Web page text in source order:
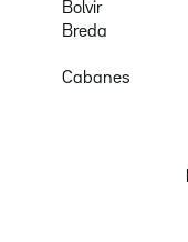
Bolvir
Breda
Cabanes